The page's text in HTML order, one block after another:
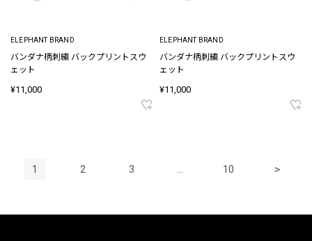
ELEPHANT BRAND
バンダナ柄刺繍 バックプリントスウ
ェット
¥11,000
ELEPHANT BRAND
バンダナ柄刺繍 バックプリントスウ
ェット
¥11,000
1 2 3 10 >